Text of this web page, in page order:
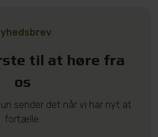
til at høre fra
os
sender det når vi har nyt at
fortælle.